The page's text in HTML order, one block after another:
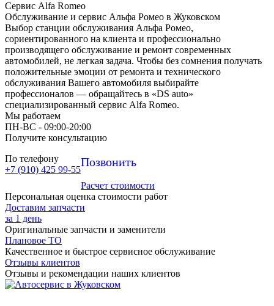
Сервис Alfa Romeo
Обслуживание и сервис Альфа Ромео в Жуковском
Выбор станции обслуживания Альфа Ромео,
сориентированного на клиента и профессионально
производящего обслуживание и ремонт современных
автомобилей, не легкая задача. Чтобы без сомнения получать
положительные эмоции от ремонта и технического
обслуживания Вашего автомобиля выбирайте
профессионалов — обращайтесь в «DS auto»
специализированный сервис Alfa Romeo.
Мы работаем
ПН-ВC - 09:00-20:00
Получите консультацию
По телефону
+7 (910) 425 99-55
Позвонить
Расчет стоимости
Персональная оценка стоимости работ
Доставим запчасти
за 1 день
Оригинальные запчасти и заменители
Плановое ТО
Качественное и быстрое сервисное обслуживание
Отзывы клиентов
Отзывы и рекомендации наших клиентов